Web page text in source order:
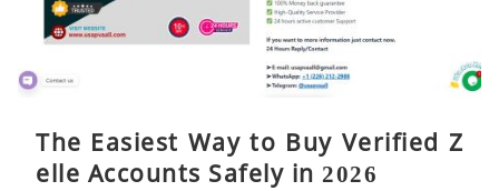
The Easiest Way to Buy Verified Z
elle Accounts Safely in 2026